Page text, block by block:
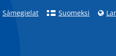
Sámegielat Suomeksi